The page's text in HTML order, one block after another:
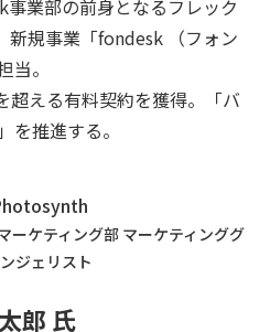
業部の前身となるフレック
新規事業「fondesk （フォン
当。
超える有料契約を獲得。「バ
を推進する。
ーケティング部 マーケティンググ
ジェリスト
郎 氏